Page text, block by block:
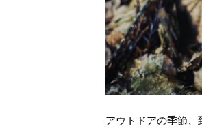
アウトドアの季節、